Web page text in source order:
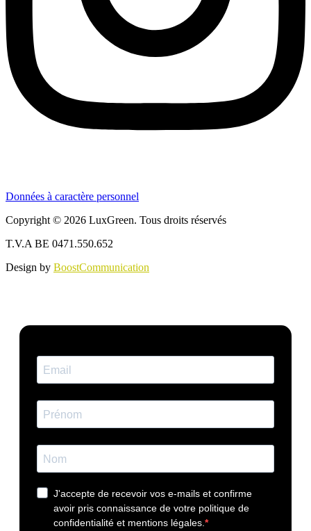
Données à caractère personnel
Copyright © 2026 LuxGreen. Tous droits réservés
T.V.A BE 0471.550.652
Design by BoostCommunication